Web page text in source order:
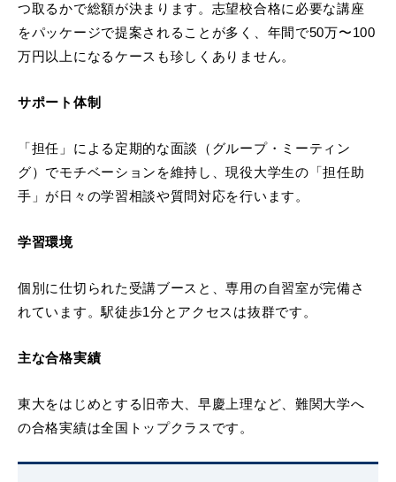
つ取るかで総額が決まります。志望校合格に必要な講座
をパッケージで提案されることが多く、年間で50万〜100
万円以上になるケースも珍しくありません。
サポート体制
「担任」による定期的な面談（グループ・ミーティン
グ）でモチベーションを維持し、現役大学生の「担任助
手」が日々の学習相談や質問対応を行います。
学習環境
個別に仕切られた受講ブースと、専用の自習室が完備さ
れています。駅徒歩1分とアクセスは抜群です。
主な合格実績
東大をはじめとする旧帝大、早慶上理など、難関大学へ
の合格実績は全国トップクラスです。